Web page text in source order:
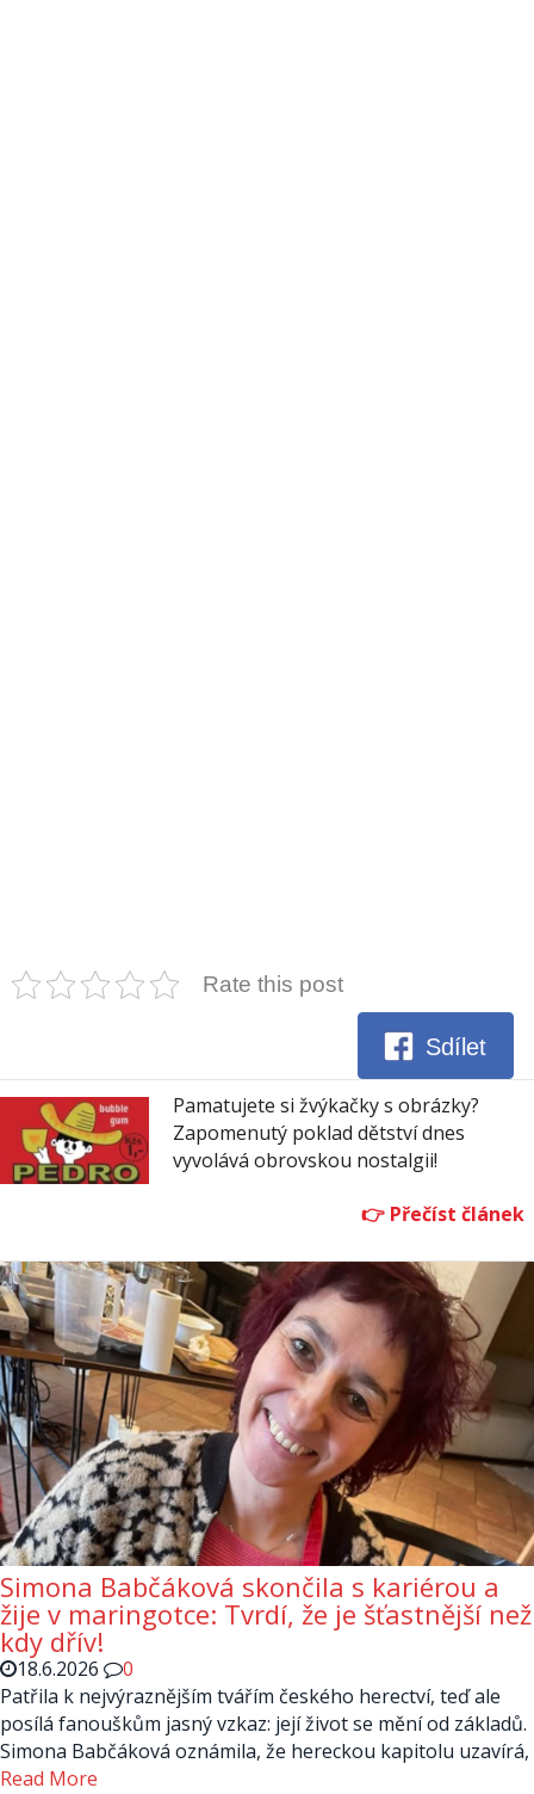
Rate this post
Sdílet
Pamatujete si žvýkačky s obrázky?
Zapomenutý poklad dětství dnes
vyvolává obrovskou nostalgii!
Simona Babčáková skončila s kariérou a
žije v maringotce: Tvrdí, že je šťastnější než
kdy dřív!
18.6.2026
0
Patřila k nejvýraznějším tvářím českého herectví, teď ale
posílá fanouškům jasný vzkaz: její život se mění od základů.
Simona Babčáková oznámila, že hereckou kapitolu uzavírá,
Read More